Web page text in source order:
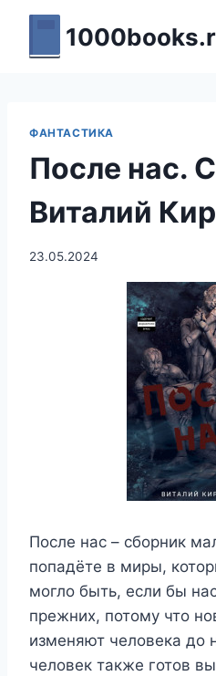
Перейти
содержимому
ФАНТАСТИКА
После нас.
Виталий
23.05.2024
После нас – сборник
попадёте в миры,
могло быть, если бы
прежних, потому что
изменяют человека до
человек также готов